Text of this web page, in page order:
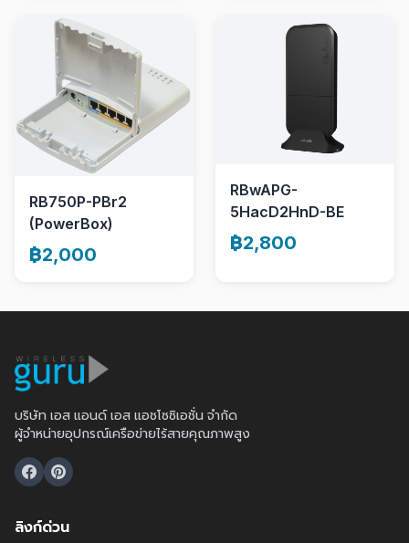
RB750P-PBr2
(PowerBox)
฿2,000
RBwAPG-
5HacD2HnD-BE
฿2,800
บริษัท เอส แอนด์ เอส แอชโซซิเอชั่น จำกัด
ผู้จำหน่ายอุปกรณ์เครือข่ายไร้สายคุณภาพสูง
ลิงก์ด่วน